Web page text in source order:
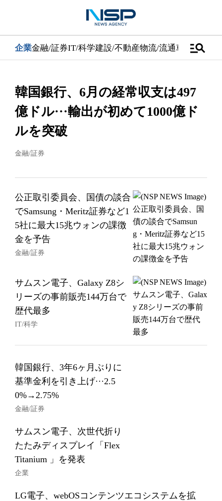
企業金融/証券IT/科学建設/不動産物流/流通車 医学/健康
manage_search
韓国銀行、6月の経常収支は497
億ドル···輸出が初めて1000億ド
ルを突破
金融/証券
公正取引委員会、国債の談合
でSamsung・Meritz証券など1
5社に最大15兆ウォンの課徴
金を予告
金融/証券
サムスン電子、Galaxy Z8シ
リーズの事前販売144万台で
歴代最多
IT/科学
韓国銀行、3年6ヶ月ぶりに
基準金利を引き上げ···2.5
0%→2.75%
金融/証券
サムスン電子、次世代折り
たたみディスプレイ「Flex
Titanium 」を発表
企業
LG電子、webOSコンテンツエコシステムを拡